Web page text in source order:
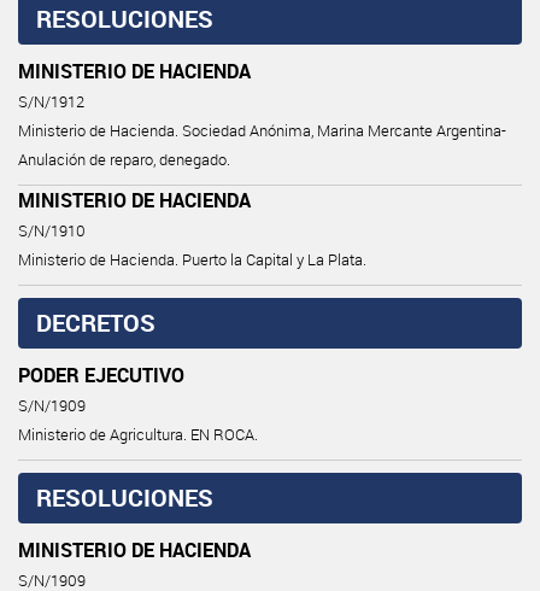
RESOLUCIONES
MINISTERIO DE HACIENDA
S/N/1912
Ministerio de Hacienda. Sociedad Anónima, Marina Mercante Argentina-
Anulación de reparo, denegado.
MINISTERIO DE HACIENDA
S/N/1910
Ministerio de Hacienda. Puerto la Capital y La Plata.
DECRETOS
PODER EJECUTIVO
S/N/1909
Ministerio de Agricultura. EN ROCA.
RESOLUCIONES
MINISTERIO DE HACIENDA
S/N/1909